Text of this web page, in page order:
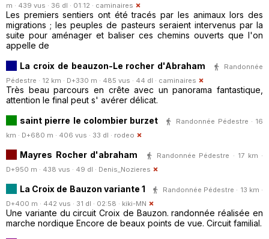
m · 439 vus · 36 dl · 01:12 · caminaires
Les premiers sentiers ont été tracés par les animaux lors des
migrations ; les peuples de pasteurs seraient intervenus par la
suite pour aménager et baliser ces chemins ouverts que l'on
appelle de
La croix de beauzon-Le rocher d'Abraham
Randonnée
Pédestre · 12 km · D+330 m · 485 vus · 44 dl · caminaires
Très beau parcours en crête avec un panorama fantastique,
attention le final peut s' avérer délicat.
saint pierre le colombier burzet
Randonnée Pédestre · 16
km · D+680 m · 406 vus · 33 dl · rodeo
Mayres Rocher d'abraham
Randonnée Pédestre · 17 km ·
D+950 m · 438 vus · 49 dl · Denis_Nozieres
La Croix de Bauzon variante 1
Randonnée Pédestre · 13 km ·
D+400 m · 442 vus · 31 dl · 02:58 · kiki-MN
Une variante du circuit Croix de Bauzon. randonnée réalisée en
marche nordique Encore de beaux points de vue. Circuit familial.